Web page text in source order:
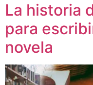
La historia
para
novela